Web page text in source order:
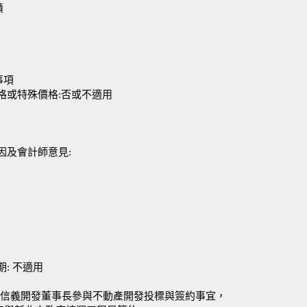
項
或特殊價格:否或不適用
及會計師意見:
: 不適用
義開發董事長參與不動產開發投標與簽約事宜，